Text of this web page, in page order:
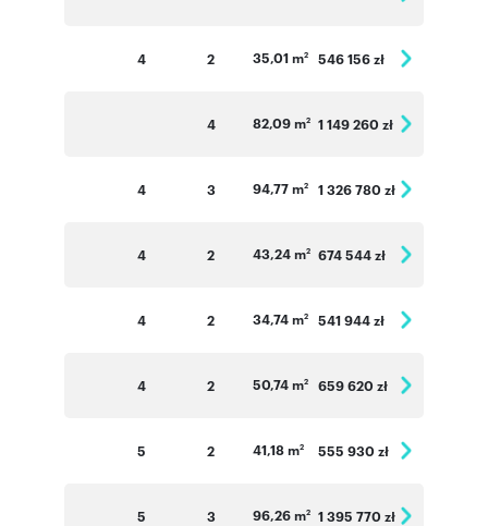
4 2 35,01 m2 546 156 zł
4 82,09 m2 1 149 260 zł
4 3 94,77 m2 1 326 780 zł
4 2 43,24 m2 674 544 zł
4 2 34,74 m2 541 944 zł
4 2 50,74 m2 659 620 zł
5 2 41,18 m2 555 930 zł
5 3 96,26 m2 1 395 770 zł